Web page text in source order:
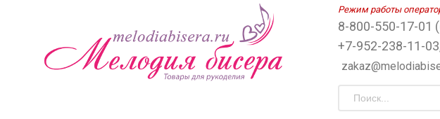
Режим работы
8-800-550-17-01
+7-952-238-11-